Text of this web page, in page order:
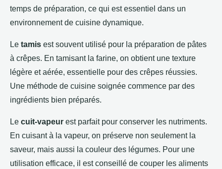
temps de préparation, ce qui est essentiel dans un
environnement de cuisine dynamique.
Le tamis est souvent utilisé pour la préparation de pâtes
à crêpes. En tamisant la farine, on obtient une texture
légère et aérée, essentielle pour des crêpes réussies.
Une méthode de cuisine soignée commence par des
ingrédients bien préparés.
Le cuit-vapeur est parfait pour conserver les nutriments.
En cuisant à la vapeur, on préserve non seulement la
saveur, mais aussi la couleur des légumes. Pour une
utilisation efficace, il est conseillé de couper les aliments